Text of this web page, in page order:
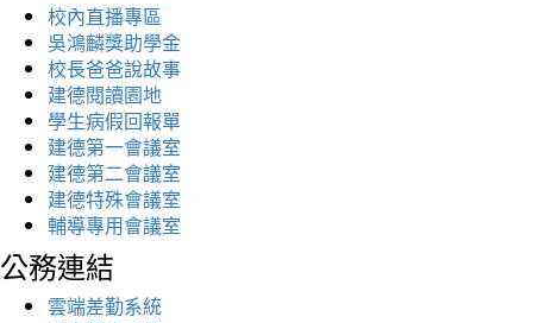
校內直播專區
吳鴻麟獎助學金
校長爸爸說故事
建德閱讀園地
學生病假回報單
建德第一會議室
建德第二會議室
建德特殊會議室
輔導專用會議室
公務連結
雲端差勤系統